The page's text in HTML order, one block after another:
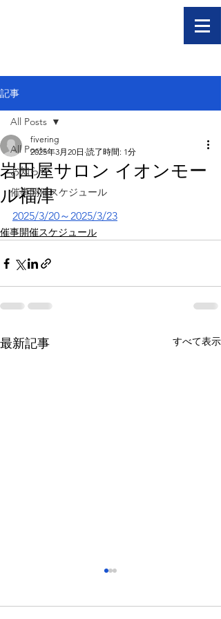
記事
All Posts
お知らせ
催事開催スケジュール
All Posts
岩田屋サロン イオンモー
ル福津
fivering
2025年3月20日 読了時間: 1分
2025/3/20～2025/3/23
催事開催スケジュール
最新記事 すべて表示